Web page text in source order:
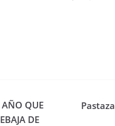
AÑO QUE
DE